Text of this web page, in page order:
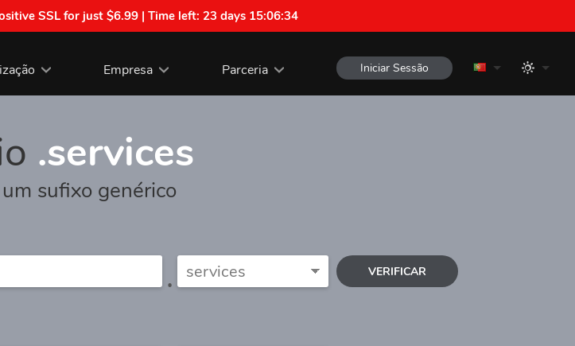
SSL for just $6.99 | Time left: 23 days 15:06:33
Empresa Parceria Iniciar Sessão
.services
sufixo genérico
. VERIFICAR